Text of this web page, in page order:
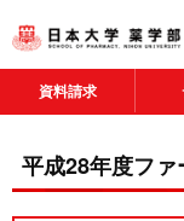
資料請求
平成28年度フ